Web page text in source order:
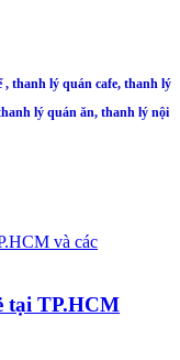
, thanh lý quán cafe, thanh lý
lý quán ăn, thanh lý nội
tại TP.HCM